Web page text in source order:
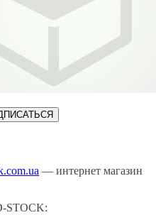
— интернет магазин
STOCK: